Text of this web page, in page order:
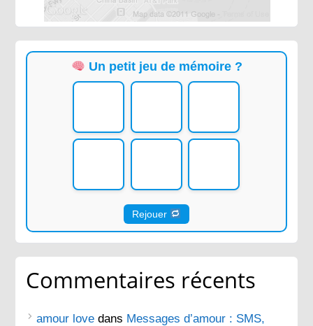
Un petit jeu de mémoire ?
Rejouer
Commentaires récents
amour love dans Messages d’amour : SMS,